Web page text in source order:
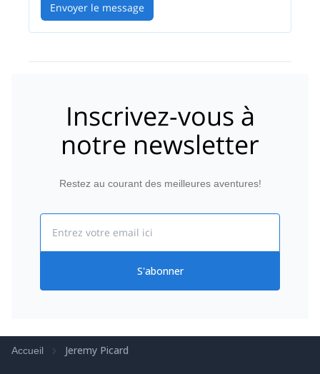
Envoyer le message
Inscrivez-vous à
notre newsletter
Restez au courant des meilleures aventures!
S'abonner
Accueil Jeremy Picard